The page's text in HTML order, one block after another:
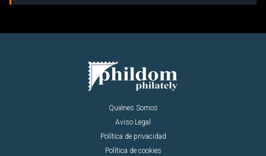
Quiénes Somos
Aviso Legal
Política de privacidad
Política de cookies